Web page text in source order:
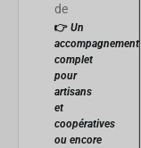
de
👉 Un
accompagnement
complet
pour
artisans
et
coopératives
ou encore